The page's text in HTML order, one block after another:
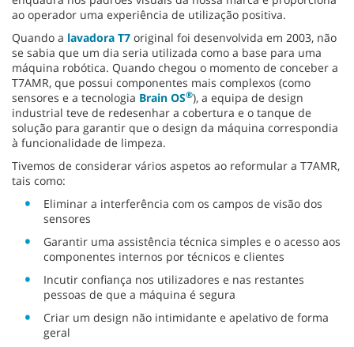
ao operador uma experiência de utilização positiva.
Quando a lavadora T7 original foi desenvolvida em 2003, não
se sabia que um dia seria utilizada como a base para uma
máquina robótica. Quando chegou o momento de conceber a
T7AMR, que possui componentes mais complexos (como
sensores e a tecnologia Brain OS®), a equipa de design
industrial teve de redesenhar a cobertura e o tanque de
solução para garantir que o design da máquina correspondia
à funcionalidade de limpeza.
Tivemos de considerar vários aspetos ao reformular a T7AMR,
tais como:
Eliminar a interferência com os campos de visão dos
sensores
Garantir uma assistência técnica simples e o acesso aos
componentes internos por técnicos e clientes
Incutir confiança nos utilizadores e nas restantes
pessoas de que a máquina é segura
Criar um design não intimidante e apelativo de forma
geral